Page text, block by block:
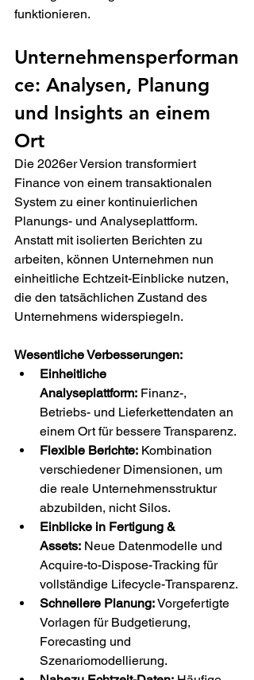
funktionieren.
Unternehmensperforman
ce: Analysen, Planung
und Insights an einem
Ort
Die 2026er Version transformiert
Finance von einem transaktionalen
System zu einer kontinuierlichen
Planungs- und Analyseplattform.
Anstatt mit isolierten Berichten zu
arbeiten, können Unternehmen nun
einheitliche Echtzeit-Einblicke nutzen,
die den tatsächlichen Zustand des
Unternehmens widerspiegeln.
Wesentliche Verbesserungen:
Einheitliche
Analyseplattform: Finanz-,
Betriebs- und Lieferkettendaten an
einem Ort für bessere Transparenz.
Flexible Berichte: Kombination
verschiedener Dimensionen, um
die reale Unternehmensstruktur
abzubilden, nicht Silos.
Einblicke in Fertigung &
Assets: Neue Datenmodelle und
Acquire-to-Dispose-Tracking für
vollständige Lifecycle-Transparenz.
Schnellere Planung: Vorgefertigte
Vorlagen für Budgetierung,
Forecasting und
Szenariomodellierung.